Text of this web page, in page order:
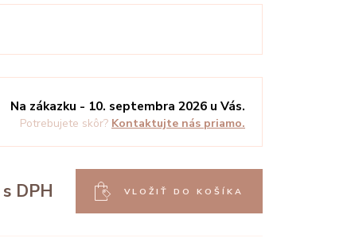
Na zákazku - 10. septembra 2026 u Vás.
Potrebujete skôr? Kontaktujte nás priamo.
s DPH VLOŽIŤ DO KOŠÍKA